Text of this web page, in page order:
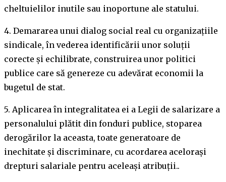
cheltuielilor inutile sau inoportune ale statului.
4. Demararea unui dialog social real cu organizaţiile
sindicale, în vederea identificării unor soluţii
corecte şi echilibrate, construirea unor politici
publice care să genereze cu adevărat economii la
bugetul de stat.
5. Aplicarea în integralitatea ei a Legii de salarizare a
personalului plătit din fonduri publice, stoparea
derogărilor la aceasta, toate generatoare de
inechitate şi discriminare, cu acordarea acelorași
drepturi salariale pentru aceleași atribuții..